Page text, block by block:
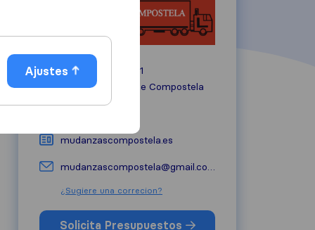
Rúa do Lindeiro 21
15705 Santiago De Compostela
mudanzascompostela.es
mudanzascompostela@gmail.com
¿Sugiere una correcion?
Solicita Presupuestos
Ajustes